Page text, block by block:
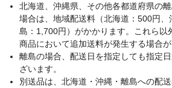
北海道、沖縄県、その他各都道府県の
場合は、地域配送料（北海道：500円
島：1,700円）がかかります。これら以
商品において追加送料が発生する場合が
離島の場合、配送日を指定しても指定
ざいます。
別送品は、北海道・沖縄・離島への配送